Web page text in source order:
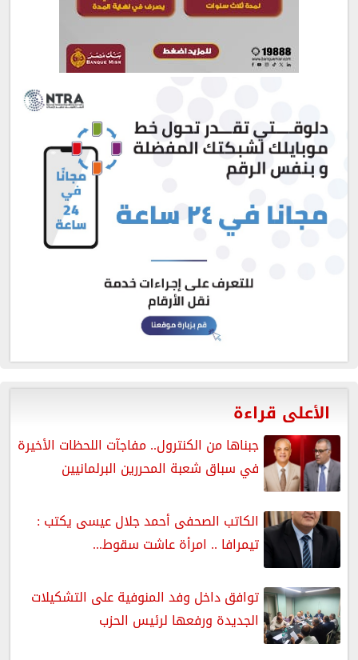
الأعلى قراءة
جبناها من الكنترول.. مفاجآت اللحظات الأخيرة
في سباق شعبة المحررين البرلمانيين
الكاتب الصحفى أحمد جلال عيسى يكتب :
تيمرافا .. امرأة عاشت سقوط...
توافق داخل وفد المنوفية على التشكيلات
الجديدة ورفعها لرئيس الحزب